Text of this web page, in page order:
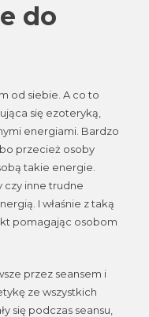
do
od siebie. A co to
się ezoteryką,
energiami. Bardzo
przecież osoby
takie energie.
czy inne trudne
I właśnie z taką
pomagając osobom
przez seansem i
ze wszystkich
się podczas seansu,